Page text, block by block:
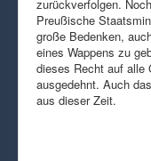
zurückverfolgen.
Preußische
große Bedenken,
eines Wappens zu
dieses Recht auf alle
ausgedehnt. Auch
aus dieser Zeit.